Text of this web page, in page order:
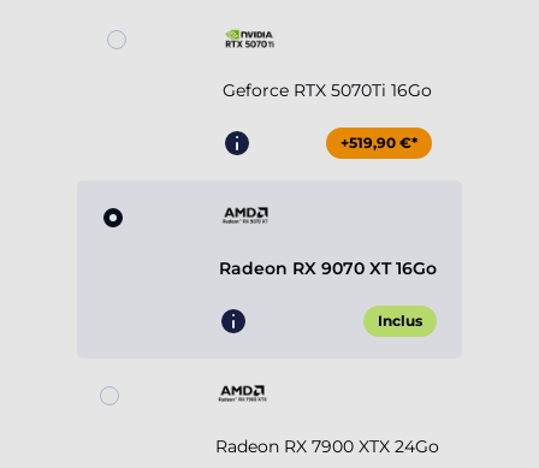
Geforce RTX 5070Ti 16Go
+519,90 €*
Radeon RX 9070 XT 16Go
Inclus
Radeon RX 7900 XTX 24Go